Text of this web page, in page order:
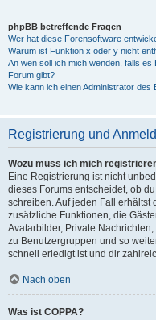
phpBB betreffende Fragen
Wer hat diese Forensoftware
Warum ist Funktion x oder y nicht
An wen soll ich mich wenden, falls
Forum gibt?
Wie kann ich einen Administrator des
Registrierung und
Wozu muss ich mich
Eine Registrierung ist nicht
dieses Forums entscheidet, ob
schreiben. Auf jeden Fall erhältst
zusätzliche Funktionen, die
Avatarbilder, Private
zu Benutzergruppen und so
schnell erledigt ist und dir
Nach oben
Was ist COPPA?